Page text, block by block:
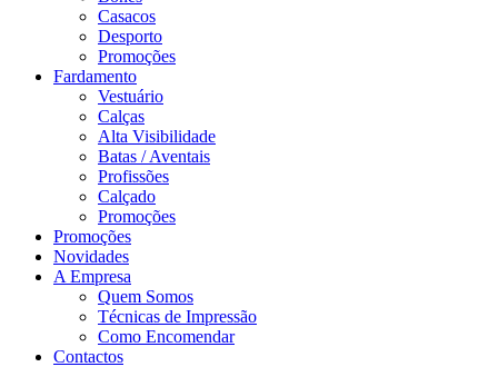
Casacos
Desporto
Promoções
Fardamento
Vestuário
Calças
Alta Visibilidade
Batas / Aventais
Profissões
Calçado
Promoções
Promoções
Novidades
A Empresa
Quem Somos
Técnicas de Impressão
Como Encomendar
Contactos